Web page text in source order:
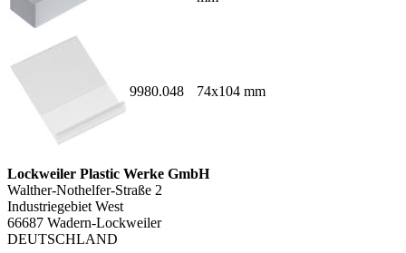
9980.048 74x104 mm
Lockweiler Plastic Werke GmbH
Walther-Nothelfer-Straße 2
Industriegebiet West
66687 Wadern-Lockweiler
DEUTSCHLAND